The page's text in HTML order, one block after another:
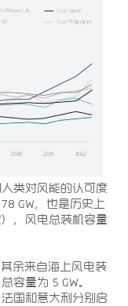
类对风能的认可度
GW，也是历史上
，风电总装机容量
余来自海上风电装
容量为 5 GW。
国和意大利分别启